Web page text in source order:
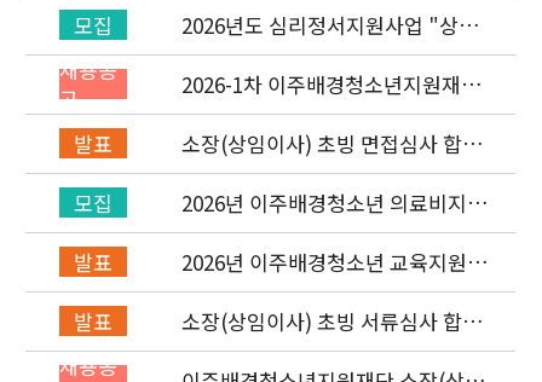
모집
2026년도 심리정서지원사업 "상담
통역지원사(중국어, 베트남어, 러시
아어어, 몽골어)" 선발 공고
채용공
고
2026-1차 이주배경청소년지원재단
직원(기획운영실/사업운영부) 채용
공고 (~3/22)
발표
소장(상임이사) 초빙 면접심사 합격
자 발표
모집
2026년 이주배경청소년 의료비지원
사업 안내(사업 마감)
발표
2026년 이주배경청소년 교육지원사
업 레인보우스쿨 개설기관 선정 결과
발표
소장(상임이사) 초빙 서류심사 합격
자 발표 및 면접 심사 안내
채용공